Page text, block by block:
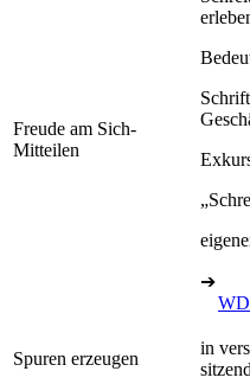
Freude am Sich-
Mitteilen
➔
Spuren erzeugen
in